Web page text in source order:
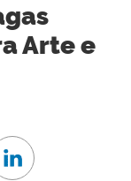
Arte e